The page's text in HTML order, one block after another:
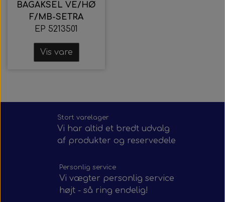
BAGAKSEL VE/HØ
F/MB-SETRA
EP 5213501
Vis vare
Stort varelager
Vi har altid et bredt udvalg
af produkter og reservedele
Personlig service
Vi vægter personlig service
højt - så ring endelig!